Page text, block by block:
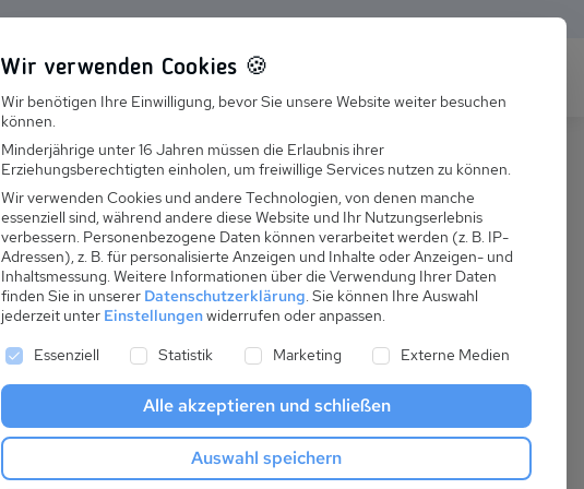
Suchen
Über uns Karriere
Ausbildung
ab
pro Nacht
Anreise
Wir verwenden Cookies 🍪
Wir benötigen Ihre Einwilligung, bevor Sie unsere Website weiter besuchen
können.
Minderjährige unter 16 Jahren müssen die Erlaubnis ihrer
Erziehungsberechtigten einholen, um freiwillige Services nutzen zu können.
Wir verwenden Cookies und andere Technologien, von denen manche
essenziell sind, während andere diese Website und Ihr Nutzungserlebnis
verbessern. Personenbezogene Daten können verarbeitet werden (z. B. IP-
Adressen), z. B. für personalisierte Anzeigen und Inhalte oder Anzeigen- und
Inhaltsmessung. Weitere Informationen über die Verwendung Ihrer Daten
finden Sie in unserer Datenschutzerklärung. Sie können Ihre Auswahl
jederzeit unter Einstellungenwiderrufen oder anpassen.
Es folgt eine Liste der Service-Gruppen, für die eine Einwilligung
Essenziell Statistik Marketing Externe Medien
Alle akzeptieren und schließen
Auswahl speichern